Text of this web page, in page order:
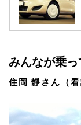
みんなが乗っ
住岡 靜さん（